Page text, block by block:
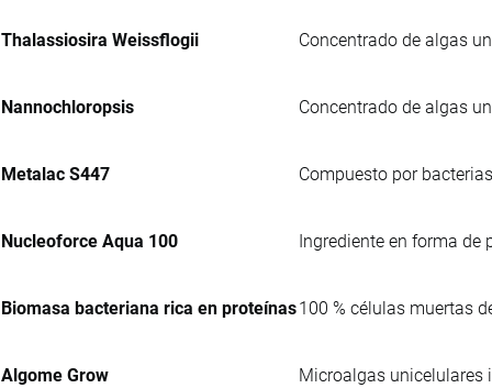
Thalassiosira Weissflogii Concentrado de algas
Nannochloropsis Concentrado de algas
Metalac S447 Compuesto por
Nucleoforce Aqua 100 Ingrediente en forma
Biomasa bacteriana rica en proteínas100 % células muertas
Algome Grow Microalgas